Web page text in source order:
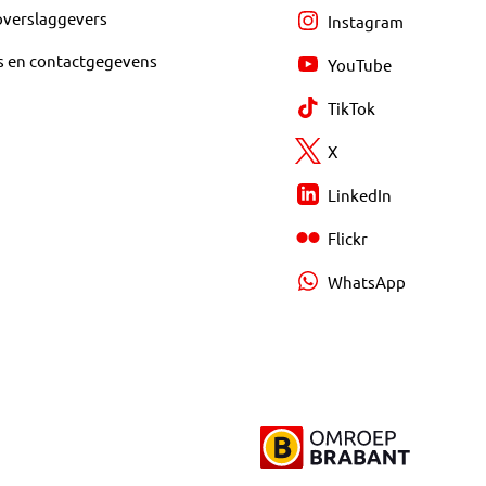
en contactgegevens
Instagram
YouTube
TikTok
X
LinkedIn
Flickr
WhatsApp